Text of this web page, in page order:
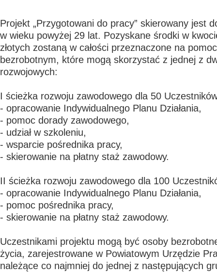
Projekt „Przygotowani do pracy” skierowany jest
w wieku powyżej 29 lat. Pozyskane środki w
złotych zostaną w całości przeznaczone na
bezrobotnym, które mogą skorzystać z jednej z
rozwojowych:
I ścieżka rozwoju zawodowego dla 50
- opracowanie Indywidualnego Planu Działania,
- pomoc dorady zawodowego,
- udział w szkoleniu,
- wsparcie pośrednika pracy,
- skierowanie na płatny staż zawodowy.
II ścieżka rozwoju zawodowego dla 100
- opracowanie Indywidualnego Planu Działania,
- pomoc pośrednika pracy,
- skierowanie na płatny staż zawodowy.
Uczestnikami projektu mogą być osoby
życia, zarejestrowane w Powiatowym Urzędzie
należące co najmniej do jednej z następujących